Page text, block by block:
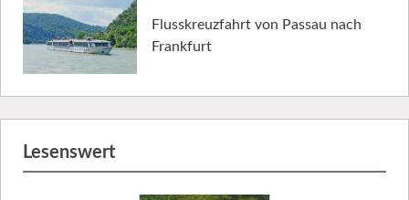
Flusskreuzfahrt von Passau nach
Frankfurt
Lesenswert